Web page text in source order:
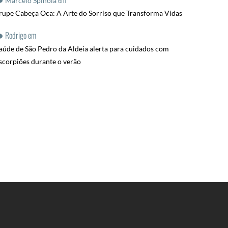
Cabeça Oca: A Arte do Sorriso que Transforma Vidas
Rodrigoem
de São Pedro da Aldeia alerta para cuidados com
durante o verão